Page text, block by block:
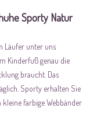
Sporty Natur
Läufer unter uns
Kinderfuß genau die
braucht. Das
Sporty erhalten Sie
farbige Webbänder